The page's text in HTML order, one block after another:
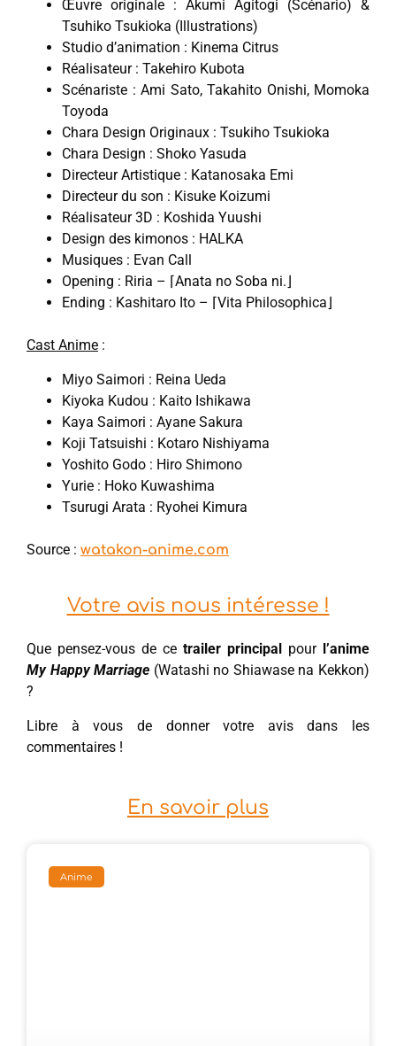
Œuvre originale : Akumi Agitogi (Scénario) &
Tsuhiko Tsukioka (Illustrations)
Studio d’animation : Kinema Citrus
Réalisateur : Takehiro Kubota
Scénariste : Ami Sato, Takahito Onishi, Momoka
Toyoda
Chara Design Originaux : Tsukiho Tsukioka
Chara Design : Shoko Yasuda
Directeur Artistique : Katanosaka Emi
Directeur du son : Kisuke Koizumi
Réalisateur 3D : Koshida Yuushi
Design des kimonos : HALKA
Musiques : Evan Call
Opening : Riria – ⌈Anata no Soba ni.⌋
Ending : Kashitaro Ito – ⌈Vita Philosophica⌋
Cast Anime :
Miyo Saimori : Reina Ueda
Kiyoka Kudou : Kaito Ishikawa
Kaya Saimori : Ayane Sakura
Koji Tatsuishi : Kotaro Nishiyama
Yoshito Godo : Hiro Shimono
Yurie : Hoko Kuwashima
Tsurugi Arata : Ryohei Kimura
Source : watakon-anime.com
Votre avis nous intéresse !
Que pensez-vous de ce trailer principal pour l’anime
My Happy Marriage (Watashi no Shiawase na Kekkon)
?
Libre à vous de donner votre avis dans les
commentaires !
En savoir plus
Anime